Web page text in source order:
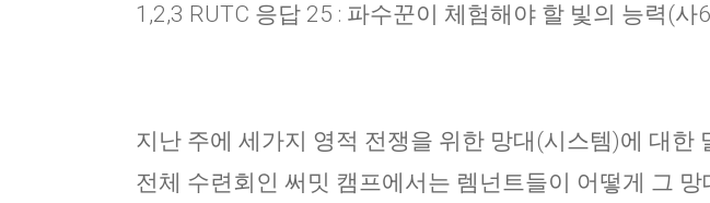
1,2,3 RUTC 응답 25 : 파수꾼이 체험해야 할 빛의 능력(
지난 주에 세가지 영적 전쟁을 위한 망대(시스템)에 대한
전체 수련회인 써밋 캠프에서는 렘넌트들이 어떻게 그